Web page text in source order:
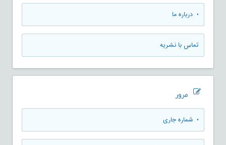
• درباره ما
تماس با نشریه
مرور
• شماره جاری